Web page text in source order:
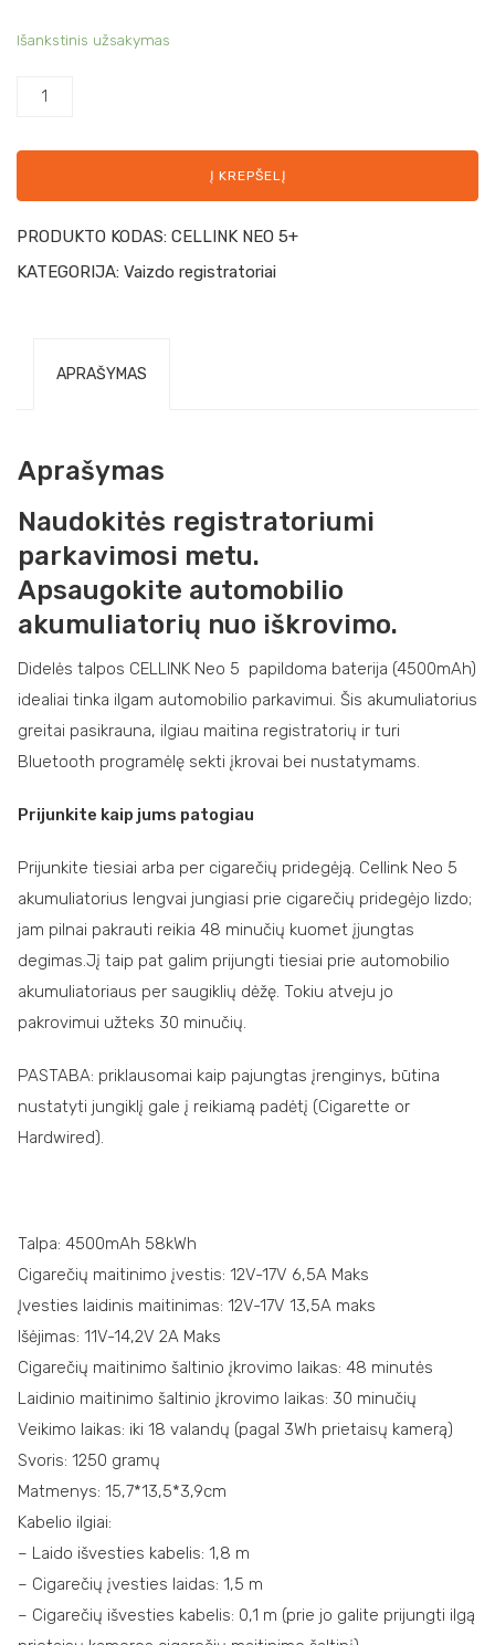
Išankstinis užsakymas
Į KREPŠELĮ
PRODUKTO KODAS: CELLINK NEO 5+
KATEGORIJA: Vaizdo registratoriai
APRAŠYMAS
Aprašymas
Naudokitės registratoriumi
parkavimosi metu.
Apsaugokite automobilio
akumuliatorių nuo iškrovimo.
Didelės talpos CELLINK Neo 5 papildoma baterija (4500mAh)
idealiai tinka ilgam automobilio parkavimui. Šis akumuliatorius
greitai pasikrauna, ilgiau maitina registratorių ir turi
Bluetooth programėlę sekti įkrovai bei nustatymams.
Prijunkite kaip jums patogiau
Prijunkite tiesiai arba per cigarečių pridegėją. Cellink Neo 5
akumuliatorius lengvai jungiasi prie cigarečių pridegėjo lizdo;
jam pilnai pakrauti reikia 48 minučių kuomet įjungtas
degimas.Jį taip pat galim prijungti tiesiai prie automobilio
akumuliatoriaus per saugiklių dėžę. Tokiu atveju jo
pakrovimui užteks 30 minučių.
PASTABA: priklausomai kaip pajungtas įrenginys, būtina
nustatyti jungiklį gale į reikiamą padėtį (Cigarette or
Hardwired).
Talpa: 4500mAh 58kWh
Cigarečių maitinimo įvestis: 12V-17V 6,5A Maks
Įvesties laidinis maitinimas: 12V-17V 13,5A maks
Išėjimas: 11V-14,2V 2A Maks
Cigarečių maitinimo šaltinio įkrovimo laikas: 48 minutės
Laidinio maitinimo šaltinio įkrovimo laikas: 30 minučių
Veikimo laikas: iki 18 valandų (pagal 3Wh prietaisų kamerą)
Svoris: 1250 gramų
Matmenys: 15,7*13,5*3,9cm
Kabelio ilgiai:
– Laido išvesties kabelis: 1,8 m
– Cigarečių įvesties laidas: 1,5 m
– Cigarečių išvesties kabelis: 0,1 m (prie jo galite prijungti ilgą